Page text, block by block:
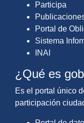
Participa
Portal de
Sistema
INAI
¿Qué es
Es el portal único
participación